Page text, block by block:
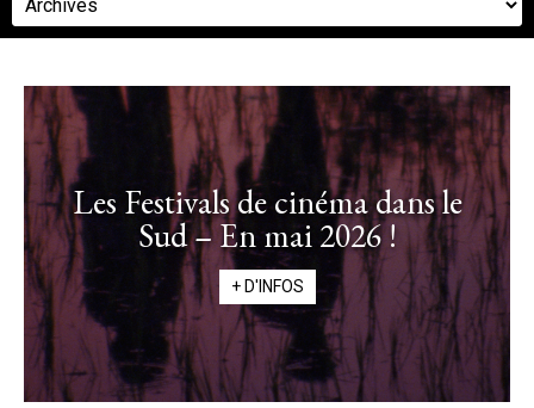
Les Festivals de cinéma dans le
Sud – En mai 2026 !
+ D'INFOS